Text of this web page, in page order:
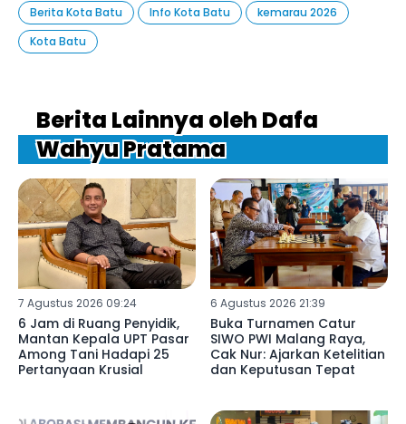
Berita Kota Batu
Info Kota Batu
kemarau 2026
Kota Batu
Berita Lainnya oleh Dafa
Wahyu Pratama
7 Agustus 2026 09:24
6 Jam di Ruang Penyidik,
Mantan Kepala UPT Pasar
Among Tani Hadapi 25
Pertanyaan Krusial
6 Agustus 2026 21:39
Buka Turnamen Catur
SIWO PWI Malang Raya,
Cak Nur: Ajarkan Ketelitian
dan Keputusan Tepat